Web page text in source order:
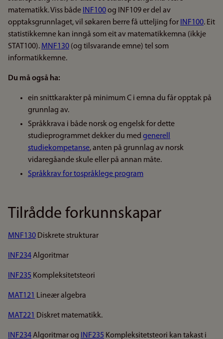
matematikk. Viss både INF100og INF109 er del av
opptaksgrunnlaget, vil søkaren berre få utteljing for INF100. Eit
statistikkemne kan inngå som eit av matematikkemna (ikkje
STAT100). MNF130 (og tilsvarande emne) tel som
informatikkemne.
Du må også ha:
ein snittkarakter på minimum C i emna du får opptak på
grunnlag av.
Språkkrava i både norsk og engelsk for dette
studieprogrammet dekker du med generell
studiekompetanse, anten på grunnlag av norsk
vidaregåande skule eller på annan måte.
Språkkrav for tospråklege program
Tilrådde forkunnskapar
MNF130 Diskrete strukturar
INF234Algoritmar
INF235 Kompleksitetsteori
MAT121 Lineær algebra
MAT221 Diskret matematikk.
INF234Algoritmar og INF235 Kompleksitetsteori kan takast i